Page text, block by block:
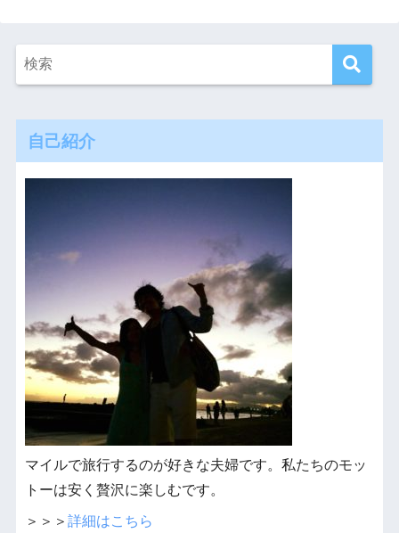
自己紹介
マイルで旅行するのが好きな夫婦です。私たちのモッ
トーは安く贅沢に楽しむです。
＞＞＞ 詳細はこちら